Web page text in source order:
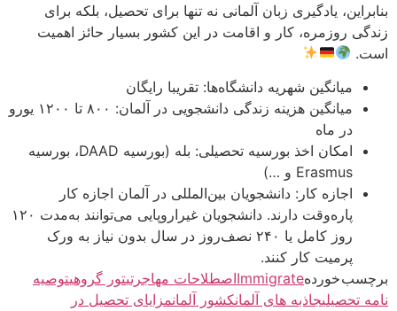
بنابراین، یادگیری زبان آلمانی نه تنها برای تحصیل، بلکه برای
زندگی روزمره، کار و اقامت در این کشور بسیار حائز اهمیت
است.
میانگین شهریه دانشگاه‌ها: تقریبا رایگان
میانگین هزینه زندگی دانشجویی در آلمان: ۸۰۰ تا ۱۲۰۰ یورو
در ماه
امکان اخذ بورسیه تحصیلی: بله (بورسیه DAAD، بورسیه
Erasmus و …)
اجازه کار: دانشجویان بین‌المللی در آلمان اجازه کار
پاره‌وقت دارند. دانشجویان غیر‌اروپایی می‌توانند به‌مدت ۱۲۰
روز کامل یا ۲۴۰ نصف‌روز در سال بدون نیاز به ورک‌
پرمیت کار کنند.
برچسب خوردهImmigrateاصطلاحات مهاجرتیتور گروهیتوصیه‌
نامه تحصیلیجاذبه های آلمانکشور آلمانمزایای تحصیل در